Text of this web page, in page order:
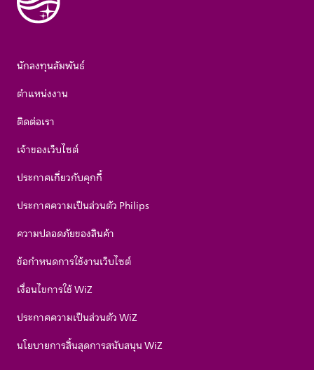
นักลงทุนสัมพันธ์
ตำแหน่งงาน
ติดต่อเรา
เจ้าของเว็บไซต์
ประกาศเกี่ยวกับคุกกี้
ประกาศความเป็นส่วนตัว Philips
ความปลอดภัยของสินค้า
ข้อกำหนดการใช้งานเว็บไซต์
เงื่อนไขการใช้ WiZ
ประกาศความเป็นส่วนตัว WiZ
นโยบายการสิ้นสุดการสนับสนุน WiZ